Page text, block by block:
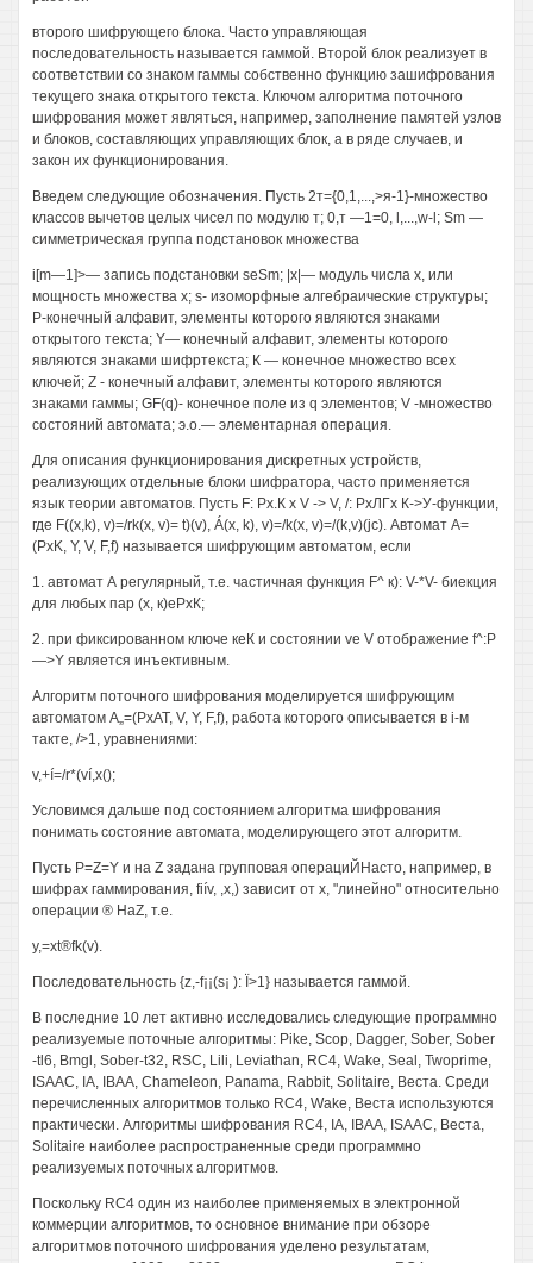
второго шифрующего блока. Часто управляющая
последовательность называется гаммой. Второй блок реализует в
соответствии со знаком гаммы собственно функцию зашифрования
текущего знака открытого текста. Ключом алгоритма поточного
шифрования может являться, например, заполнение памятей узлов
и блоков, составляющих управляющих блок, а в ряде случаев, и
закон их функционирования.
Введем следующие обозначения. Пусть 2т={0,1,...,>я-1}-множество
классов вычетов целых чисел по модулю т; 0,т —1=0, l,...,w-l; Sm —
симметрическая группа подстановок множества
i[m—1]>— запись подстановки seSm; |х|— модуль числа х, или
мощность множества х; s- изоморфные алгебраические структуры;
Р-конечный алфавит, элементы которого являются знаками
открытого текста; Y— конечный алфавит, элементы которого
являются знаками шифртекста; К — конечное множество всех
ключей; Z - конечный алфавит, элементы которого являются
знаками гаммы; GF(q)- конечное поле из q элементов; V -множество
состояний автомата; э.о.— элементарная операция.
Для описания функционирования дискретных устройств,
реализующих отдельные блоки шифратора, часто применяется
язык теории автоматов. Пусть F: Рх.К х V -> V, /: РхЛГх К->У-функции,
где F((x,k), v)=/rk(x, v)= t)(v), Á(x, k), v)=/k(x, v)=/(k,v)(jc). Автомат A=
(PxK, Y, V, F,f) называется шифрующим автоматом, если
1. автомат А регулярный, т.е. частичная функция F^ к): V-*V- биекция
для любых пар (х, к)еРхК;
2. при фиксированном ключе кеК и состоянии ve V отображение f^:P
—>Y является инъективным.
Алгоритм поточного шифрования моделируется шифрующим
автоматом А„=(РхАТ, V, Y, F,f), работа которого описывается в i-м
такте, />1, уравнениями:
v,+í=/r*(ví,x();
Условимся дальше под состоянием алгоритма шифрования
понимать состояние автомата, моделирующего этот алгоритм.
Пусть Р=Z=Y и на Z задана групповая операциЙНасто, например, в
шифрах гаммирования, fiív, ,х,) зависит от х, "линейно" относительно
операции ® HaZ, т.е.
y,=xt®fk(v).
Последовательность {z,-f¡¡(s¡ ): Ï>1} называется гаммой.
В последние 10 лет активно исследовались следующие программно
реализуемые поточные алгоритмы: Pike, Scop, Dagger, Sober, Sober
-tl6, Bmgl, Sober-t32, RSC, Lili, Leviathan, RC4, Wake, Seal, Twoprime,
ISAAC, IA, IBAA, Chameleon, Panama, Rabbit, Solitaire, Веста. Среди
перечисленных алгоритмов только RC4, Wake, Веста используются
практически. Алгоритмы шифрования RC4, IA, IBAA, ISAAC, Веста,
Solitaire наиболее распространенные среди программно
реализуемых поточных алгоритмов.
Поскольку RC4 один из наиболее применяемых в электронной
коммерции алгоритмов, то основное внимание при обзоре
алгоритмов поточного шифрования уделено результатам,